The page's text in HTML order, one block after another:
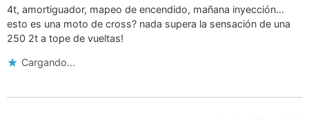
4t, amortiguador, mapeo de encendido, mañana inyección…
esto es una moto de cross? nada supera la sensación de una
250 2t a tope de vueltas!
Cargando...